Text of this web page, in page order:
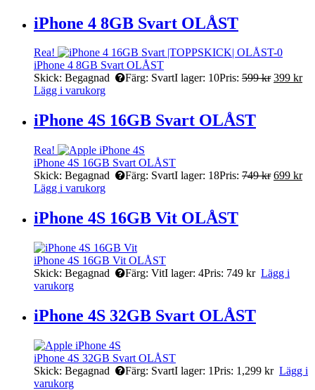
iPhone 4 8GB Svart OLÅST
Rea!
iPhone 4 8GB Svart OLÅST
Skick: Begagnad Färg: SvartI lager: 10Pris: 599kr 399 kr
Lägg i varukorg
iPhone 4S 16GB Svart OLÅST
Rea!
iPhone 4S 16GB Svart OLÅST
Skick: Begagnad Färg: SvartI lager: 18Pris: 749kr 699 kr
Lägg i varukorg
iPhone 4S 16GB Vit OLÅST
iPhone 4S 16GB Vit OLÅST
Skick: Begagnad Färg: VitI lager: 4Pris: 749 kr Lägg i
varukorg
iPhone 4S 32GB Svart OLÅST
iPhone 4S 32GB Svart OLÅST
Skick: Begagnad Färg: SvartI lager: 1Pris: 1,299 kr Lägg i
varukorg